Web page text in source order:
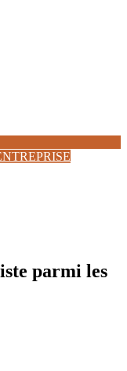
parmi les